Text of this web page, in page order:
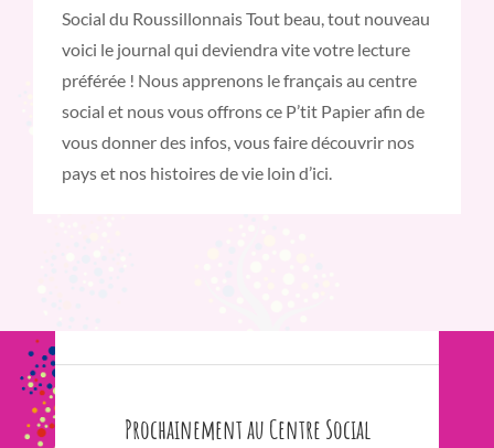
Social du Roussillonnais Tout beau, tout nouveau
voici le journal qui deviendra vite votre lecture
préférée ! Nous apprenons le français au centre
social et nous vous offrons ce P’tit Papier afin de
vous donner des infos, vous faire découvrir nos
pays et nos histoires de vie loin d’ici.
Prochainement au Centre Social